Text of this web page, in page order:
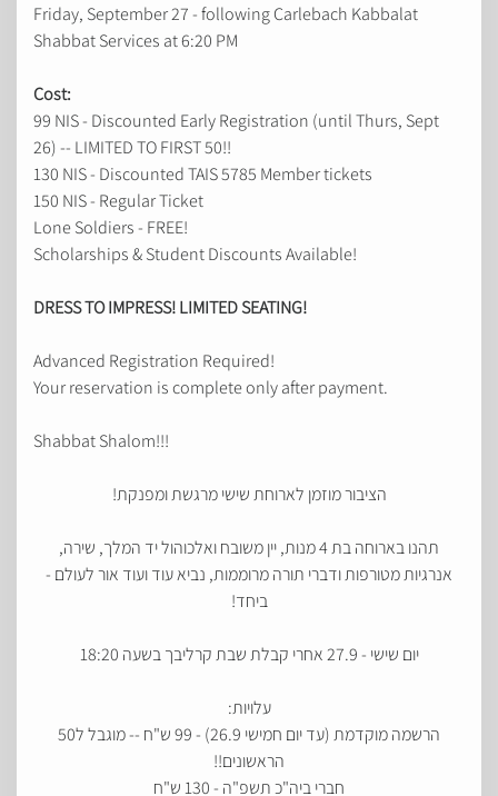
Friday, September 27 - following Carlebach Kabbalat
Shabbat Services at 6:20 PM
Cost:
99 NIS - Discounted Early Registration (until Thurs, Sept
26) -- LIMITED TO FIRST 50!!
130 NIS - Discounted TAIS 5785 Member tickets
150 NIS - Regular Ticket
Lone Soldiers - FREE!
Scholarships & Student Discounts Available!
DRESS TO IMPRESS! LIMITED SEATING!
Advanced Registration Required!
Your reservation is complete only after payment.
Shabbat Shalom!!!
הציבור מוזמן לארוחת שישי מרגשת ומפנקת!
תהנו בארוחה בת 4 מנות, יין משובח ואלכוהול יד המלך, שירה,
אנרגיות מטורפות ודברי תורה מרוממות, נביא עוד ועוד אור לעולם -
ביחד!
יום שישי - 27.9 אחרי קבלת שבת קרליבך בשעה 18:20
עלויות:
הרשמה מוקדמת (עד יום חמישי 26.9) - 99 ש"ח -- מוגבל ל50
הראשונים!!
חברי ביה"כ תשפ"ה - 130 ש"ח